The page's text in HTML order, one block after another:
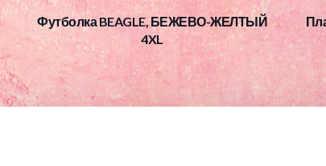
Футболка BEAGLE, БЕЖЕВО-ЖЕЛТЫЙ
4XL